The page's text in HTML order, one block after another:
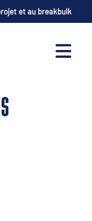
et au breakbulk